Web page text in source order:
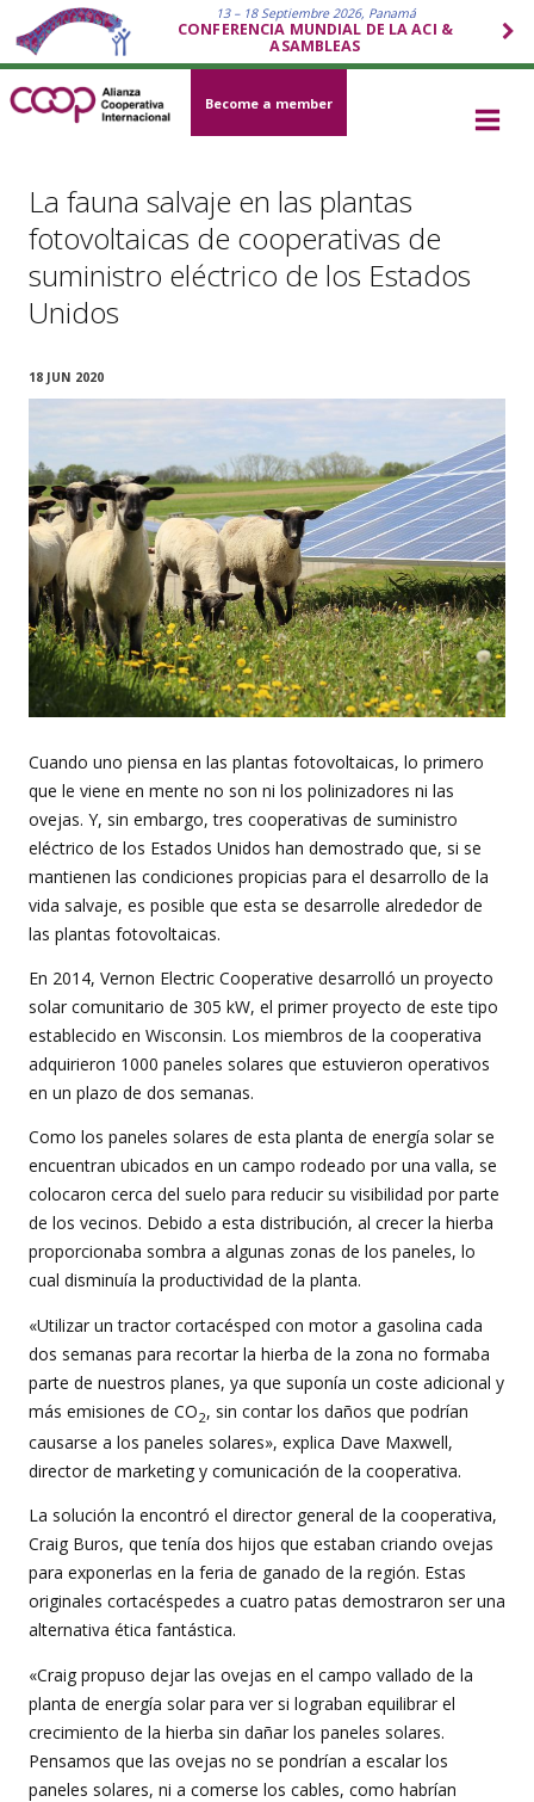
13 – 18 Septiembre 2026, Panamá
CONFERENCIA MUNDIAL DE LA ACI &
ASAMBLEAS
Become a member
La fauna salvaje en las plantas
fotovoltaicas de cooperativas de
suministro eléctrico de los Estados
Unidos
18 JUN 2020
Cuando uno piensa en las plantas fotovoltaicas, lo primero
que le viene en mente no son ni los polinizadores ni las
ovejas. Y, sin embargo, tres cooperativas de suministro
eléctrico de los Estados Unidos han demostrado que, si se
mantienen las condiciones propicias para el desarrollo de la
vida salvaje, es posible que esta se desarrolle alrededor de
las plantas fotovoltaicas.
En 2014, Vernon Electric Cooperative desarrolló un proyecto
solar comunitario de 305 kW, el primer proyecto de este tipo
establecido en Wisconsin. Los miembros de la cooperativa
adquirieron 1000 paneles solares que estuvieron operativos
en un plazo de dos semanas.
Como los paneles solares de esta planta de energía solar se
encuentran ubicados en un campo rodeado por una valla, se
colocaron cerca del suelo para reducir su visibilidad por parte
de los vecinos. Debido a esta distribución, al crecer la hierba
proporcionaba sombra a algunas zonas de los paneles, lo
cual disminuía la productividad de la planta.
«Utilizar un tractor cortacésped con motor a gasolina cada
dos semanas para recortar la hierba de la zona no formaba
parte de nuestros planes, ya que suponía un coste adicional y
más emisiones de CO2, sin contar los daños que podrían
causarse a los paneles solares», explica Dave Maxwell,
director de marketing y comunicación de la cooperativa.
La solución la encontró el director general de la cooperativa,
Craig Buros, que tenía dos hijos que estaban criando ovejas
para exponerlas en la feria de ganado de la región. Estas
originales cortacéspedes a cuatro patas demostraron ser una
alternativa ética fantástica.
«Craig propuso dejar las ovejas en el campo vallado de la
planta de energía solar para ver si lograban equilibrar el
crecimiento de la hierba sin dañar los paneles solares.
Pensamos que las ovejas no se pondrían a escalar los
paneles solares, ni a comerse los cables, como habrían